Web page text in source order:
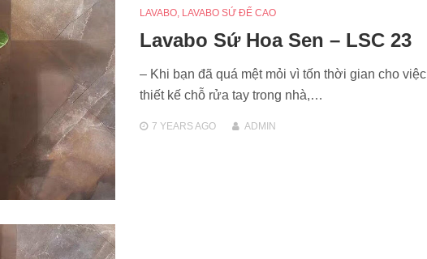
LAVABO, LAVABO SỨ ĐẾ CAO
Lavabo Sứ Hoa Sen – LSC 23
– Khi bạn đã quá mệt mỏi vì tốn thời gian cho việc
thiết kế chỗ rửa tay trong nhà,…
7 YEARSAGO ADMIN